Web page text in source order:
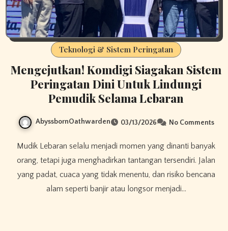
Teknologi & Sistem Peringatan
Mengejutkan! Komdigi Siagakan Sistem
Peringatan Dini Untuk Lindungi
Pemudik Selama Lebaran
AbyssbornOathwarden 03/13/2026 No Comments
Mudik Lebaran selalu menjadi momen yang dinanti banyak
orang, tetapi juga menghadirkan tantangan tersendiri. Jalan
yang padat, cuaca yang tidak menentu, dan risiko bencana
alam seperti banjir atau longsor menjadi…